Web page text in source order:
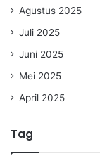
Agustus 2025
Juli 2025
Juni 2025
Mei 2025
April 2025
Tag